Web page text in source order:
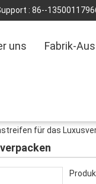
: 86--
uns Fabrik-
für das